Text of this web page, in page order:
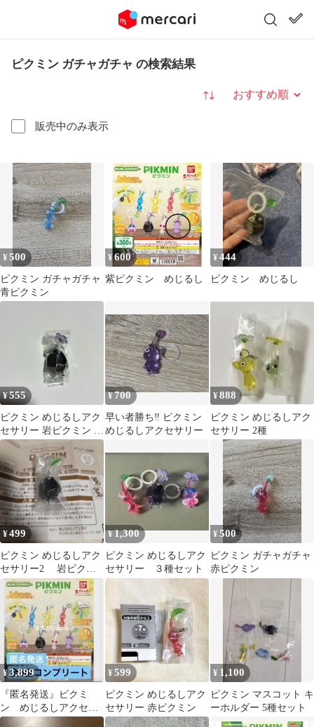
ピクミン ガチャガチャ の検索結果
販売中のみ表示
並び替え
¥500
ピクミン ガチャガチャ
青ピクミン
¥600
紫ピクミン めじるし
¥444
ピクミン めじるし
¥555
ピクミン めじるしアク
セサリー 岩ピクミン ガ
チャ
¥700
早い者勝ち‼️ ピクミン
めじるしアクセサリー
¥888
ピクミン めじるしアク
セサリー 2種
¥499
ピクミン めじるしアク
セサリー2 岩ピクミ
ン ガチャ バンダイ
¥1,300
ピクミン めじるしアク
セサリー ３種セット
¥500
ピクミン ガチャガチャ
赤ピクミン
¥3,899
『匿名発送』ピクミ
ン めじるしアクセサ
リー1 全7種 コンプリ
¥599
ピクミン めじるしアク
セサリー 赤ピクミン
¥ 1,100
ピクミン マスコット キ
ーホルダー 5種セット